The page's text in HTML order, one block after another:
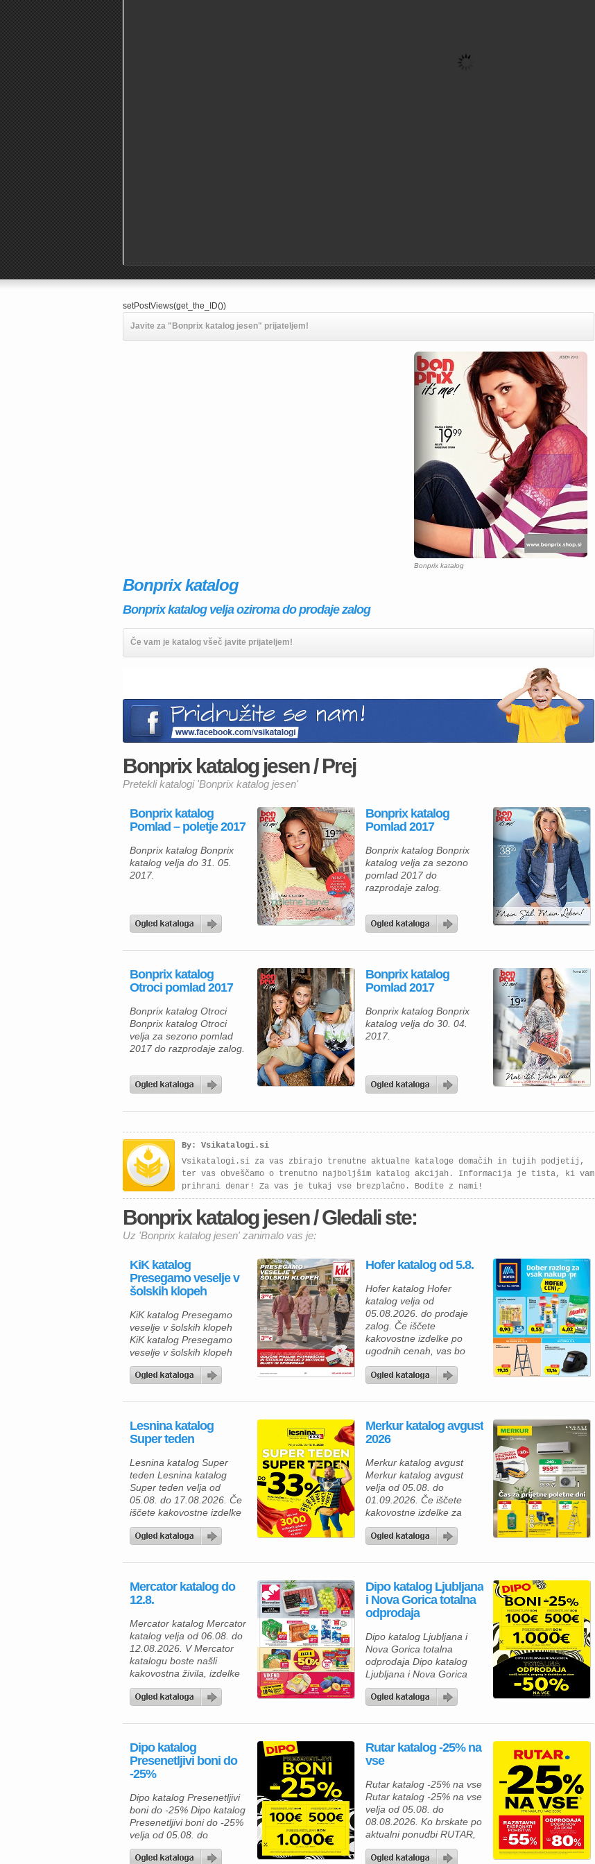
setPostViews(get_the_ID())
Javite za "Bonprix katalog jesen" prijateljem!
Bonprix katalog
Bonprix katalog
Bonprix katalog velja oziroma do prodaje zalog
Če vam je katalog všeč javite prijateljem!
Bonprix katalog jesen / Prej
Pretekli katalogi 'Bonprix katalog jesen'
Bonprix katalog
Pomlad – poletje 2017
Bonprix katalog Bonprix
katalog velja do 31. 05.
2017.
Bonprix katalog
Pomlad 2017
Bonprix katalog Bonprix
katalog velja za sezono
pomlad 2017 do
razprodaje zalog.
Bonprix katalog
Otroci pomlad 2017
Bonprix katalog Otroci
Bonprix katalog Otroci
velja za sezono pomlad
2017 do razprodaje zalog.
Bonprix katalog
Pomlad 2017
Bonprix katalog Bonprix
katalog velja do 30. 04.
2017.
By: Vsikatalogi.si
Vsikatalogi.si za vas zbirajo trenutne aktualne kataloge domačih in tujih podjetij,
ter vas obveščamo o trenutno najboljšim katalog akcijah. Informacija je tista, ki vam
prihrani denar! Za vas je tukaj vse brezplačno. Bodite z nami!
Bonprix katalog jesen / Gledali ste:
Uz 'Bonprix katalog jesen' zanimalo vas je:
KiK katalog
Presegamo veselje v
šolskih klopeh
KiK katalog Presegamo
veselje v šolskih klopeh
KiK katalog Presegamo
veselje v šolskih klopeh
vlja od 10.8.2026. do
prodaje zalog. V novem
čakajo udobna in cenovno
za otroke in odrasle, ki
združujejo praktičnost,
materiale. Tako lahko vsa
družina uživa v
usklajenem športnem
slogu po […]
Hofer katalog od 5.8.
Hofer katalog Hofer
katalog velja od
05.08.2026. do prodaje
zalog. Če iščete
kakovostne izdelke po
ugodnih cenah, vas bo
zagotovo navdušila. Med
uporabo najdete številne
pijače, izdelke za dom in
gospodinjstvo ter
različna opravila. Za hiter
zajtrk ali malico lahko
izberete piščančje
hrenovke 200 […]
Lesnina katalog
Super teden
Lesnina katalog Super
teden Lesnina katalog
Super teden velja od
05.08. do 17.08.2026. Če
iščete kakovostne izdelke
za prijetnejši in lepše
urejen dom, vas bo
Lesnina kataloga zagotovo
odlične akcijske cene in
bogato izbiro izdelkov za
kuhinjo in jedilnico ter svoj
dom opremite po
ugodnejših cenah. Poleg
številnih […]
Merkur katalog avgust
2026
Merkur katalog avgust
Merkur katalog avgust
velja od 05.08. do
01.09.2026. Če iščete
kakovostne izdelke za
dom, vrt in delavnico, vas
bo aktualna ponudba iz
navdušila. Izkoristite
izbrane izdelke in
poskrbite za udobnejše
bivanje, lažje delo ter
prostega časa. V Merkur
ponudbi vas čakajo
gospodinjski aparati,
klimatske […]
Mercator katalog do
12.8.
Mercator katalog Mercator
katalog velja od 06.08. do
12.08.2026. V Mercator
katalogu boste našli
kakovostna živila, izdelke
za gospodinjstvo in
številne priljubljene
ugodnih cenah. Zdaj je
svojo shrambo, hladilnik in
zamrzovalnik ter pri tem
tudi prihranite. Za pripravo
izberete Premium
Mercator čevapčiče v
pakiranju 500 […]
Dipo katalog Ljubljana
i Nova Gorica totalna
odprodaja
Dipo katalog Ljubljana i
Nova Gorica totalna
odprodaja Dipo katalog
Ljubljana i Nova Gorica
totalna odprodaja velja od
05.08. do 08.08.2026.
Dipo katalog
Presenetljivi boni do
-25%
Dipo katalog Presenetljivi
boni do -25% Dipo katalog
Presenetljivi boni do -25%
velja od 05.08. do
08.08.2026. Predstavljamo
vam privlačno ponudbo iz
Rutar katalog -25% na
vse
Rutar katalog -25% na vse
Rutar katalog -25% na vse
velja od 05.08. do
08.08.2026. Ko brskate po
aktualni ponudbi RUTAR,
vas čakajo številne
kakovostne rešitve za